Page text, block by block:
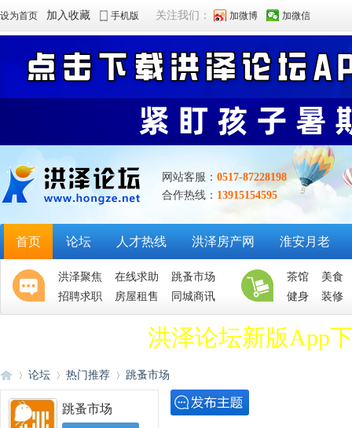
设为首页 加入收藏 手机版 关注我们： 加微博 加微信
网站客服： 0517-87228198
合作热线： 13915154595
首页 论坛 人才热线 洪泽房产网 淮安月老
洪泽聚焦 在线求助
跳蚤市场
招聘求职
房屋租售 同城商讯
茶馆
美食
健身
装修
洪泽论坛新版App
论坛 热门推荐 跳蚤市场
跳蚤市场